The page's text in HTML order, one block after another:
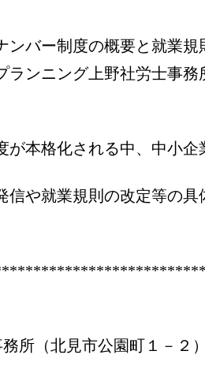
バー制度の概要と就業規
ランニング上野社労士事
本格化される中、中小企
信や就業規則の改定等の
所（北見市公園町１－２